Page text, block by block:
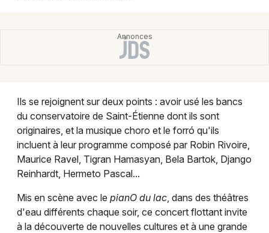
Expos
Sorties & loisirs
Concerts dans le Loiret
Concerts dans le Centre
Concerts dans le Centre-Val de Loire
Ils se rejoignent sur deux points : avoir usé les bancs
du conservatoire de Saint-Étienne dont ils sont
originaires, et la musique choro et le forró qu'ils
incluent à leur programme composé par Robin Rivoire,
Maurice Ravel, Tigran Hamasyan, Bela Bartok, Django
Reinhardt, Hermeto Pascal...
Mis en scène avec le pianO du lac, dans des théâtres
d'eau différents chaque soir, ce concert flottant invite
à la découverte de nouvelles cultures et à une grande